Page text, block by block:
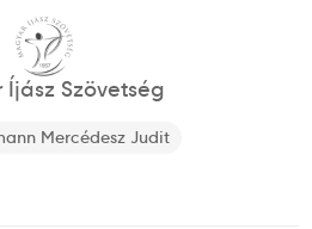
Szövetség
Mercédesz Judit